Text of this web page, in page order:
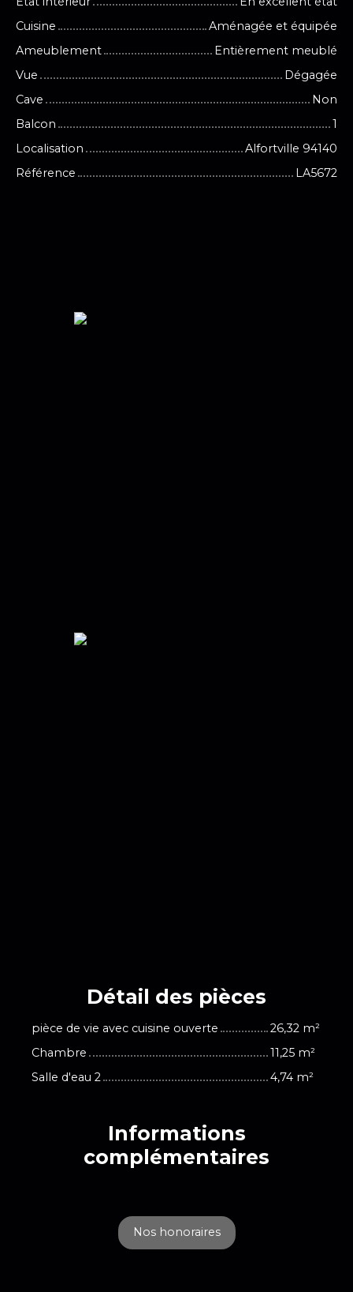
Cuisine
Aménagée et équipée
Ameublement
Entièrement meublé
Vue
Dégagée
Cave
Non
Balcon
1
Localisation
Alfortville 94140
Référence
LA5672
Détail des pièces
pièce de vie avec cuisine ouverte
26,32 m²
Chambre
11,25 m²
Salle d'eau 2
4,74 m²
Informations
complémentaires
Nos honoraires